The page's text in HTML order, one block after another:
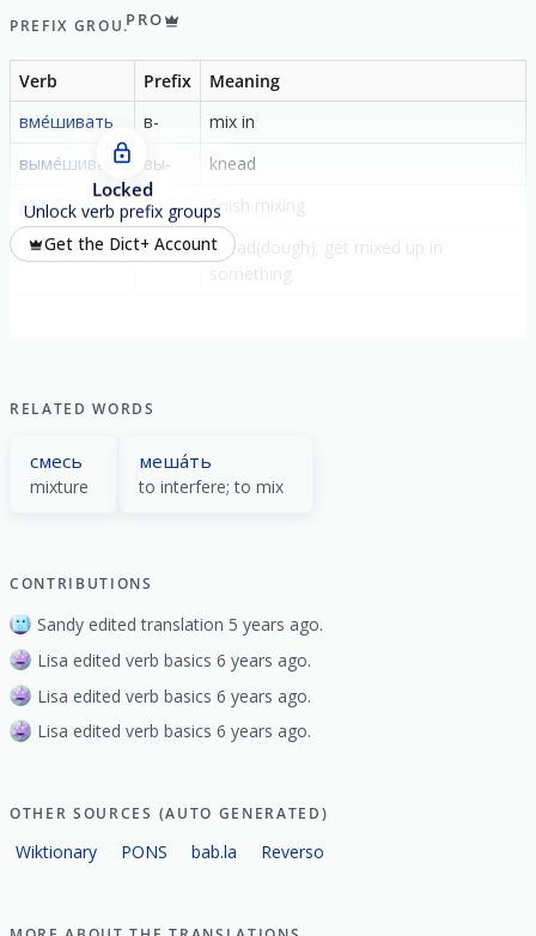
PREFIX GROUPPRO
Verb Prefix
Meaning
вме́шивать
в-
mix in
выме́шивать
вы-
knead
доме́шивать
до-
finish mixing
заме́шивать
за-
knead(dough); get mixed up in
Locked
Unlock verb prefix groups
Get the Dict+ Account
RELATED WORDS
смесь
mixture
меша́ть
to interfere; to mix
CONTRIBUTIONS
Sandy edited translation 5 years ago.
Lisa edited verb basics 6 years ago.
Lisa edited verb basics 6 years ago.
Lisa edited verb basics 6 years ago.
OTHER SOURCES (AUTO GENERATED)
Wiktionary PONS bab.la Reverso